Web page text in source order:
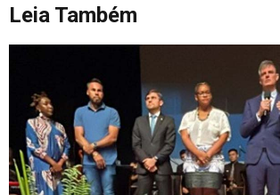
Leia Também